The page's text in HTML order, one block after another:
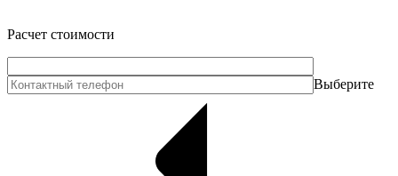
Расчет стоимости
Выберите